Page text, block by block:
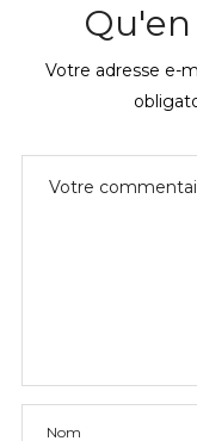
Votre adresse e-